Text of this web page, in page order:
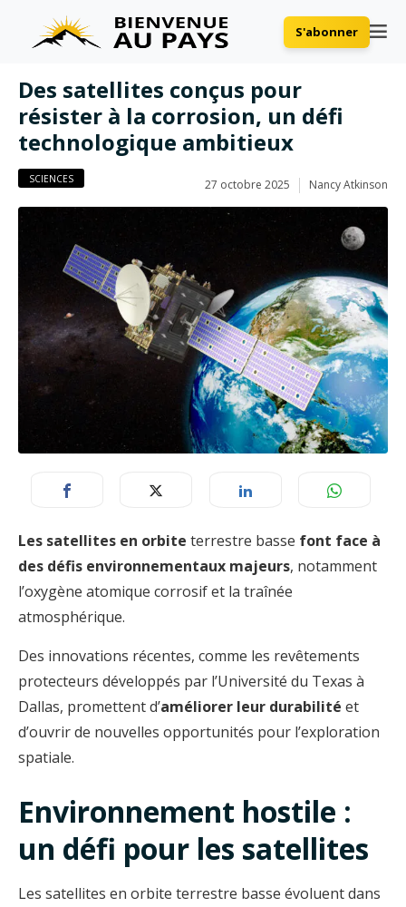
S'abonner
Des satellites conçus pour
résister à la corrosion, un défi
technologique ambitieux
SCIENCES 27 octobre 2025 Nancy Atkinson
Les satellites en orbite terrestre basse font face à
des défis environnementaux majeurs, notamment
l’oxygène atomique corrosif et la traînée
atmosphérique.
Des innovations récentes, comme les revêtements
protecteurs développés par l’Université du Texas à
Dallas, promettent d’améliorer leur durabilité et
d’ouvrir de nouvelles opportunités pour l’exploration
spatiale.
Environnement hostile :
un défi pour les satellites
Les satellites en orbite terrestre basse évoluent dans